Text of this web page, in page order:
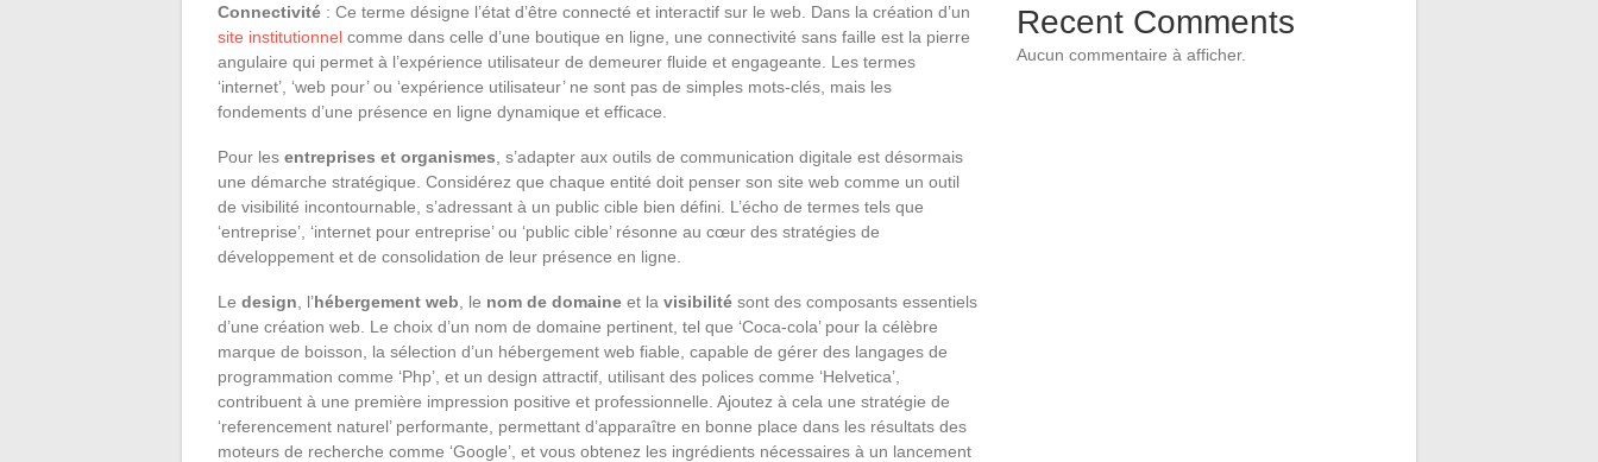
Connectivité : Ce terme désigne l’état d’être connecté et interactif sur le web. Dans la création d’un
site institutionnel comme dans celle d’une boutique en ligne, une connectivité sans faille est la pierre
angulaire qui permet à l’expérience utilisateur de demeurer fluide et engageante. Les termes
‘internet’, ‘web pour’ ou ‘expérience utilisateur’ ne sont pas de simples mots-clés, mais les
fondements d’une présence en ligne dynamique et efficace.
Pour les entreprises et organismes , s’adapter aux outils de communication digitale est désormais
une démarche stratégique. Considérez que chaque entité doit penser son site web comme un outil
de visibilité incontournable, s’adressant à un public cible bien défini. L’écho de termes tels que
‘entreprise’, ‘internet pour entreprise’ ou ‘public cible’ résonne au cœur des stratégies de
développement et de consolidation de leur présence en ligne.
Le design , l’hébergement web , le nom de domaine et la visibilité sont des composants essentiels
d’une création web. Le choix d’un nom de domaine pertinent, tel que ‘Coca-cola’ pour la célèbre
marque de boisson, la sélection d’un hébergement web fiable, capable de gérer des langages de
programmation comme ‘Php’, et un design attractif, utilisant des polices comme ‘Helvetica’,
contribuent à une première impression positive et professionnelle. Ajoutez à cela une stratégie de
‘referencement naturel’ performante, permettant d’apparaître en bonne place dans les résultats des
moteurs de recherche comme ‘Google’, et vous obtenez les ingrédients nécessaires à un lancement
Recent Comments
Aucun commentaire à afficher.